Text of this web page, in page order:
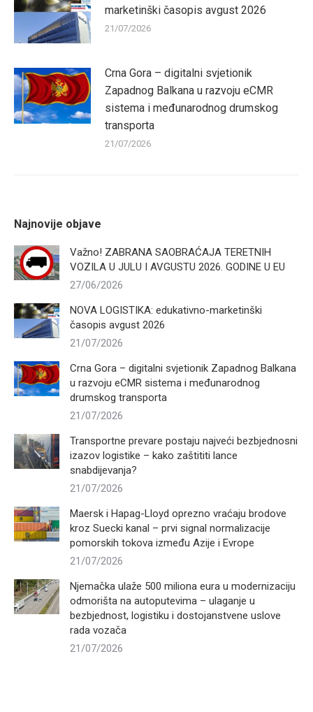
marketinški časopis avgust 2026
21/07/2026
Crna Gora – digitalni svjetionik
Zapadnog Balkana u razvoju eCMR
sistema i međunarodnog drumskog
transporta
21/07/2026
Najnovije objave
Važno! ZABRANA SAOBRAĆAJA TERETNIH
VOZILA U JULU I AVGUSTU 2026. GODINE U EU
27/06/2026
NOVA LOGISTIKA: edukativno-marketinški
časopis avgust 2026
21/07/2026
Crna Gora – digitalni svjetionik Zapadnog Balkana
u razvoju eCMR sistema i međunarodnog
drumskog transporta
21/07/2026
Transportne prevare postaju najveći bezbjednosni
izazov logistike – kako zaštititi lance
snabdijevanja?
21/07/2026
Maersk i Hapag-Lloyd oprezno vraćaju brodove
kroz Suecki kanal – prvi signal normalizacije
pomorskih tokova između Azije i Evrope
21/07/2026
Njemačka ulaže 500 miliona eura u modernizaciju
odmorišta na autoputevima – ulaganje u
bezbjednost, logistiku i dostojanstvene uslove
rada vozača
21/07/2026